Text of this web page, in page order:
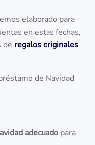
elaborado para
en estas fechas,
de regalos originales
de Navidad
adecuado para